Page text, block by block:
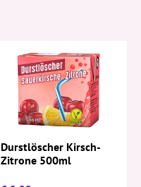
Durstlöscher Kirsch-
Zitrone 500ml